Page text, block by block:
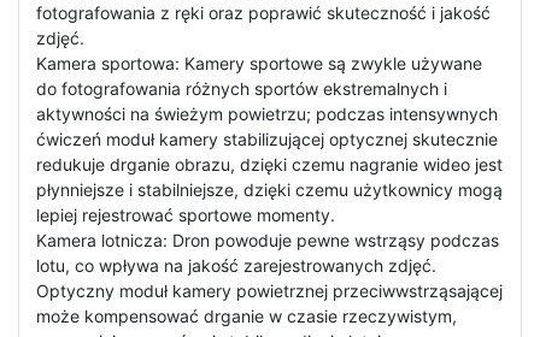
fotografowania z ręki oraz poprawić skuteczność i jakość
zdjęć.
Kamera sportowa: Kamery sportowe są zwykle używane
do fotografowania różnych sportów ekstremalnych i
aktywności na świeżym powietrzu; podczas intensywnych
ćwiczeń moduł kamery stabilizującej optycznej skutecznie
redukuje drganie obrazu, dzięki czemu nagranie wideo jest
płynniejsze i stabilniejsze, dzięki czemu użytkownicy mogą
lepiej rejestrować sportowe momenty.
Kamera lotnicza: Dron powoduje pewne wstrząsy podczas
lotu, co wpływa na jakość zarejestrowanych zdjęć.
Optyczny moduł kamery powietrznej przeciwwstrząsającej
może kompensować drganie w czasie rzeczywistym,